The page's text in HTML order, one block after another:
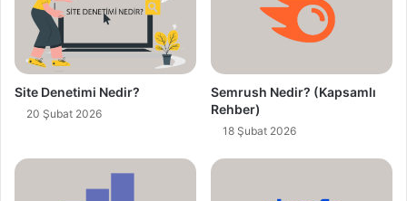
i
z
r
Site Denetimi Nedir?
20 Şubat 2026
Semrush Nedir? (Kapsamlı
Rehber)
18 Şubat 2026